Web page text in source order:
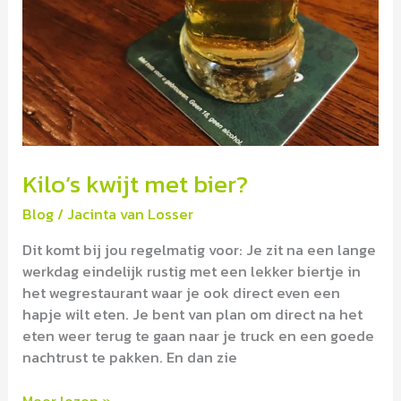
Kilo’s kwijt met bier?
Blog/ Jacinta van Losser
Dit komt bij jou regelmatig voor: Je zit na een lange
werkdag eindelijk rustig met een lekker biertje in
het wegrestaurant waar je ook direct even een
hapje wilt eten. Je bent van plan om direct na het
eten weer terug te gaan naar je truck en een goede
nachtrust te pakken. En dan zie